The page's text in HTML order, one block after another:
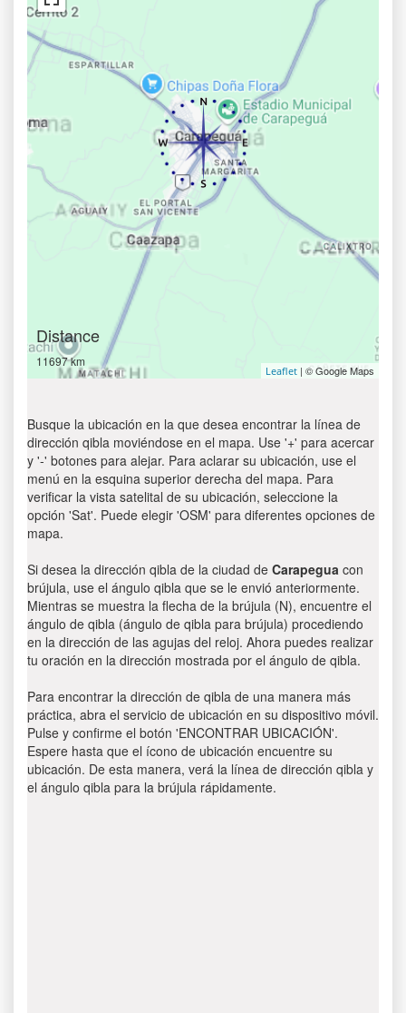
Distance
11697 km
Leaflet | © Google Maps
Busque la ubicación en la que desea encontrar la línea de
dirección qibla moviéndose en el mapa. Use '+' para acercar
y '-' botones para alejar. Para aclarar su ubicación, use el
menú en la esquina superior derecha del mapa. Para
verificar la vista satelital de su ubicación, seleccione la
opción 'Sat'. Puede elegir 'OSM' para diferentes opciones de
mapa.
Si desea la dirección qibla de la ciudad de Carapegua con
brújula, use el ángulo qibla que se le envió anteriormente.
Mientras se muestra la flecha de la brújula (N), encuentre el
ángulo de qibla (ángulo de qibla para brújula) procediendo
en la dirección de las agujas del reloj. Ahora puedes realizar
tu oración en la dirección mostrada por el ángulo de qibla.
Para encontrar la dirección de qibla de una manera más
práctica, abra el servicio de ubicación en su dispositivo móvil.
Pulse y confirme el botón 'ENCONTRAR UBICACIÓN'.
Espere hasta que el ícono de ubicación encuentre su
ubicación. De esta manera, verá la línea de dirección qibla y
el ángulo qibla para la brújula rápidamente.